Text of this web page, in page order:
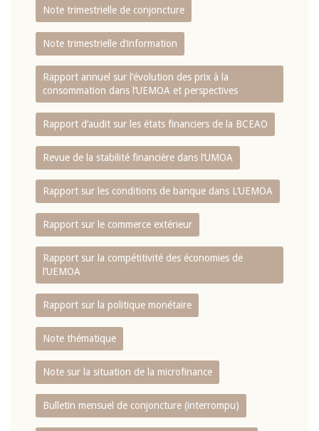
Note trimestrielle de conjoncture
Note trimestrielle d‘information
Rapport annuel sur l‘évolution des prix à la
consommation dans l‘UEMOA et perspectives
Rapport d‘audit sur les états financiers de la BCEAO
Revue de la stabilité financière dans l‘UMOA
Rapport sur les conditions de banque dans L‘UEMOA
Rapport sur le commerce extérieur
Rapport sur la compétitivité des économies de
l‘UEMOA
Rapport sur la politique monétaire
Note thématique
Note sur la situation de la microfinance
Bulletin mensuel de conjoncture (interrompu)